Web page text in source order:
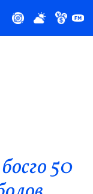
50